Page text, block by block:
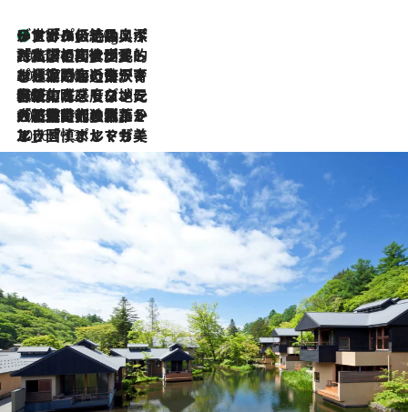
11 Hours Ago
リスボンの絶品スイーツ「パステル・デ・ナタ」とは？ポルトガル伝統の奥深い世界へ
2026.7.27
「私の祖国はポルトガル語です」国民的詩人フェルナンド・ペソアと、彼が愛した文学の街を歩く
2026.7.26
ポルトガル近海が育む極上の海の幸。キリリと冷えた白ワインと愉しむ、シーフード専門店の贅沢
2026.7.22
伝統の味をモダンに昇華。高感度な地元客が集う、リスボンの最旬ガストロノミー
2026.7.21
大航海時代の栄華から、震災、独裁、そして革命へ。ポルトガル・首都リスボンの石畳に刻まれた「歴史の光と影」
2026.7.13
エッセイ・ヤマザキマリ「慎ましくも美しき国 ポルトガル」